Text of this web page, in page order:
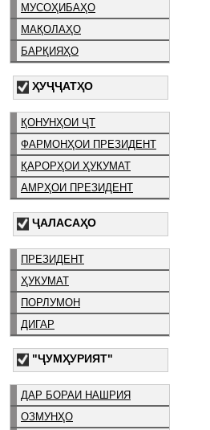
МУСОҲИБАҲО
МАҚОЛАҲО
БАРҚИЯҲО
ҲУҶҶАТҲО
ҚОНУНҲОИ ҶТ
ФАРМОНҲОИ ПРЕЗИДЕНТ
ҚАРОРҲОИ ҲУКУМАТ
АМРҲОИ ПРЕЗИДЕНТ
ҶАЛАСАҲО
ПРЕЗИДЕНТ
ҲУКУМАТ
ПОРЛУМОН
ДИГАР
"ҶУМҲУРИЯТ"
ДАР БОРАИ НАШРИЯ
ОЗМУНҲО